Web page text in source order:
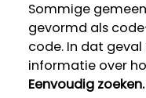
Sommige
gevormd als
code. In dat
informatie over
Eenvoudig zoeken.